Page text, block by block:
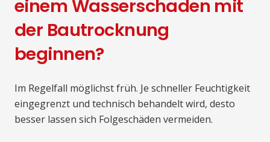
einem Wasserschaden mit
der Bautrocknung
beginnen?
Im Regelfall möglichst früh. Je schneller Feuchtigkeit
eingegrenzt und technisch behandelt wird, desto
besser lassen sich Folgeschäden vermeiden.